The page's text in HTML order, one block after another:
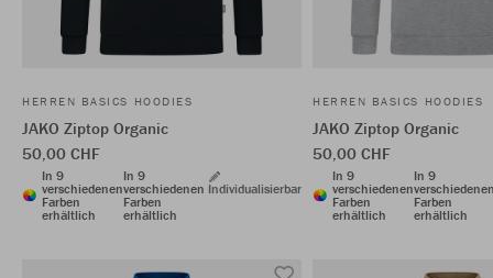
HERREN BASICS HOODIES
JAKO Ziptop Organic
50,00 CHF
In 9
verschiedenen
Farben
erhältlich
In 9
verschiedenen
Farben
erhältlich
Individualisierbar
HERREN BASICS HOODIES
JAKO Ziptop Organic
50,00 CHF
In 9
verschiedenen
Farben
erhältlich
In 9
Farben
erhältlich